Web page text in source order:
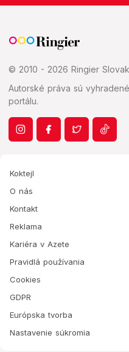
© 2010 - 2026 Ringier
Autorské práva sú
portálu.
Koktejl
O nás
Kontakt
Reklama
Kariéra v Azete
Pravidlá používania
Cookies
GDPR
Európska tvorba
Nastavenie súkromia